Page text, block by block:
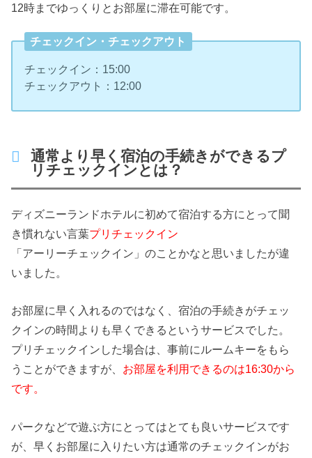
12時までゆっくりとお部屋に滞在可能です。
チェックイン・チェックアウト
チェックイン：15:00
チェックアウト：12:00
通常より早く宿泊の手続きができるプ
リチェックインとは？
ディズニーランドホテルに初めて宿泊する方にとって聞
き慣れない言葉プリチェックイン
「アーリーチェックイン」のことかなと思いましたが違
いました。
お部屋に早く入れるのではなく、宿泊の手続きがチェッ
クインの時間よりも早くできるというサービスでした。
プリチェックインした場合は、事前にルームキーをもら
うことができますが、 お部屋を利用できるのは16:30から
です。
パークなどで遊ぶ方にとってはとても良いサービスです
が、早くお部屋に入りたい方は通常のチェックインがお